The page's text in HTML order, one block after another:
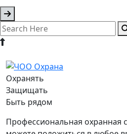
Охранять
Защищать
Быть рядом
Профессиональная охранная